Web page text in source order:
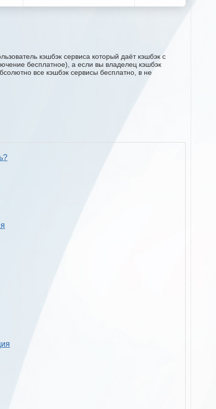
кэшбэк сервиса который даёт кэшбэк с
бесплатное), а если вы владелец кэшбэк
все кэшбэк сервисы бесплатно, в не